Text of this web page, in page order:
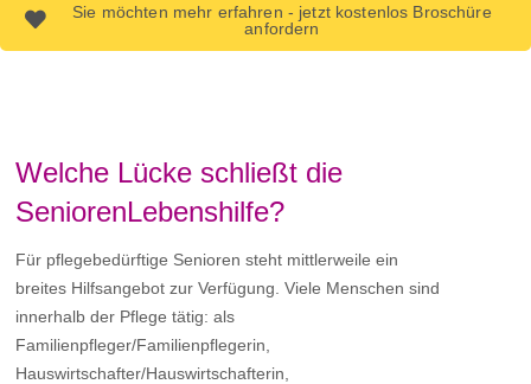
Sie möchten mehr erfahren - jetzt kostenlos Broschüre
anfordern
Welche Lücke schließt die
SeniorenLebenshilfe?
Für pflegebedürftige Senioren steht mittlerweile ein
breites Hilfsangebot zur Verfügung. Viele Menschen sind
innerhalb der Pflege tätig: als
Familienpfleger/Familienpflegerin,
Hauswirtschafter/Hauswirtschafterin,